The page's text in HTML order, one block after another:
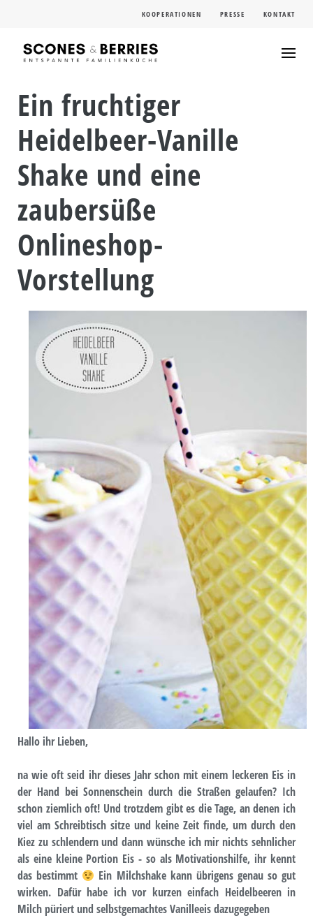
content
KOOPERATIONEN PRESSE KONTAKT
Ein fruchtiger
Heidelbeer-Vanille
Shake und eine
zaubersüße
Onlineshop-
Vorstellung
Hallo ihr Lieben,
na wie oft seid ihr dieses Jahr schon mit einem leckeren Eis in
der Hand bei Sonnenschein durch die Straßen gelaufen? Ich
schon ziemlich oft! Und trotzdem gibt es die Tage, an denen ich
viel am Schreibtisch sitze und keine Zeit finde, um durch den
Kiez zu schlendern und dann wünsche ich mir nichts sehnlicher
als eine kleine Portion Eis - so als Motivationshilfe, ihr kennt
das bestimmt
Ein Milchshake kann übrigens genau so gut
wirken. Dafür habe ich vor kurzen einfach Heidelbeeren in
Milch püriert und selbstgemachtes Vanilleeis dazugegeben